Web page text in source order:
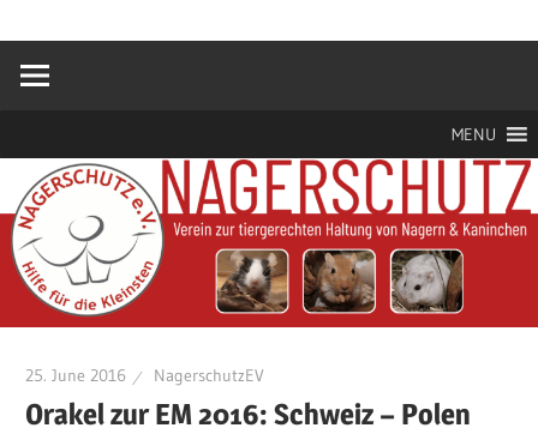
springen
Nagerschutz
für
MENU
25. June 2016 NagerschutzEV
Orakel zur EM 2016: Schweiz – Polen